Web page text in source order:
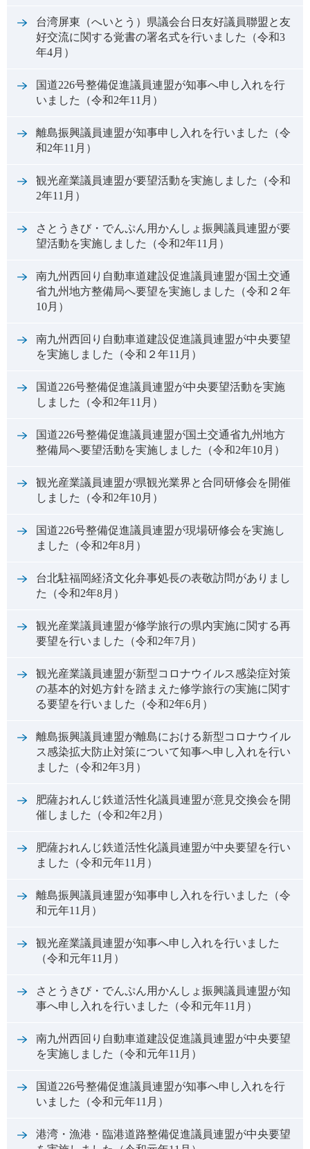
台湾屏東（へいとう）県議会台日友好議員聯盟と友
好交流に関する覚書の署名式を行いました（令和3
年4月）
国道226号整備促進議員連盟が知事へ申し入れを行
いました（令和2年11月）
離島振興議員連盟が知事申し入れを行いました（令
和2年11月）
観光産業議員連盟が要望活動を実施しました（令和
2年11月）
さとうきび・でんぷん用かんしょ振興議員連盟が要
望活動を実施しました（令和2年11月）
南九州西回り自動車道建設促進議員連盟が国土交通
省九州地方整備局へ要望を実施しました（令和２年
10月）
南九州西回り自動車道建設促進議員連盟が中央要望
を実施しました（令和２年11月）
国道226号整備促進議員連盟が中央要望活動を実施
しました（令和2年11月）
国道226号整備促進議員連盟が国土交通省九州地方
整備局へ要望活動を実施しました（令和2年10月）
観光産業議員連盟が県観光業界と合同研修会を開催
しました（令和2年10月）
国道226号整備促進議員連盟が現場研修会を実施し
ました（令和2年8月）
台北駐福岡経済文化弁事処長の表敬訪問がありまし
た（令和2年8月）
観光産業議員連盟が修学旅行の県内実施に関する再
要望を行いました（令和2年7月）
観光産業議員連盟が新型コロナウイルス感染症対策
の基本的対処方針を踏まえた修学旅行の実施に関す
る要望を行いました（令和2年6月）
離島振興議員連盟が離島における新型コロナウイル
ス感染拡大防止対策について知事へ申し入れを行い
ました（令和2年3月）
肥薩おれんじ鉄道活性化議員連盟が意見交換会を開
催しました（令和2年2月）
肥薩おれんじ鉄道活性化議員連盟が中央要望を行い
ました（令和元年11月）
離島振興議員連盟が知事申し入れを行いました（令
和元年11月）
観光産業議員連盟が知事へ申し入れを行いました
（令和元年11月）
さとうきび・でんぷん用かんしょ振興議員連盟が知
事へ申し入れを行いました（令和元年11月）
南九州西回り自動車道建設促進議員連盟が中央要望
を実施しました（令和元年11月）
国道226号整備促進議員連盟が知事へ申し入れを行
いました（令和元年11月）
港湾・漁港・臨港道路整備促進議員連盟が中央要望